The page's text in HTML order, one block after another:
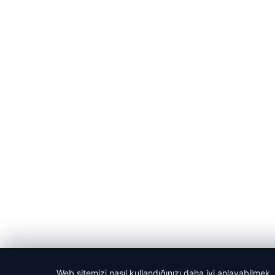
Web sitemizi nasıl kullandığınızı daha iyi